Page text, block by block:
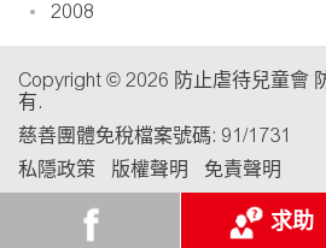
2008
Copyright © 2026 防止虐待兒童會
有.
慈善團體免稅檔案號碼: 91/1731
私隱政策
版權聲明 免責聲明
求助